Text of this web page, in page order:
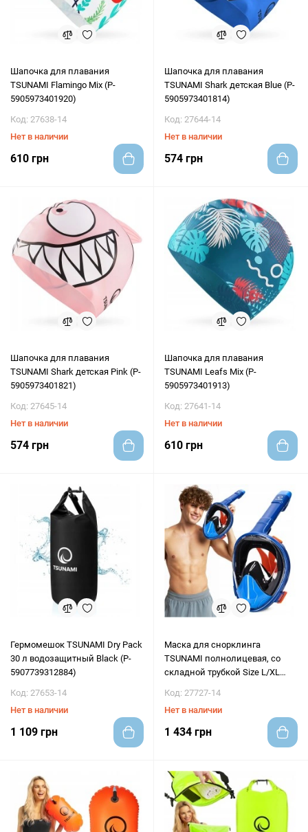
Шапочка для плавания
TSUNAMI Flamingo Mix (P-
5905973401920)
Код: 27638-14
Нет в наличии
610 грн
Шапочка для плавания
TSUNAMI Shark детская Blue (P-
5905973401814)
Код: 27644-14
Нет в наличии
574 грн
Шапочка для плавания
TSUNAMI Shark детская Pink (P-
5905973401821)
Код: 27645-14
Нет в наличии
574 грн
Шапочка для плавания
TSUNAMI Leafs Mix (P-
5905973401913)
Код: 27641-14
Нет в наличии
610 грн
Гермомешок TSUNAMI Dry Pack
30 л водозащитный Black (P-
5907739312884)
Код: 27653-14
Нет в наличии
1 109 грн
Маска для снорклинга
TSUNAMI полнолицевая, со
складной трубкой Size L/XL
Код: 27727-14
Нет в наличии
1 434 грн